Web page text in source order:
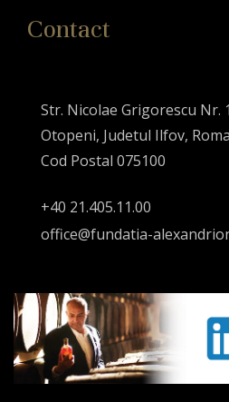
Contact
Str. Nicolae Grigorescu Nr.
Otopeni, Judetul Ilfov,
Cod Postal 075100
+40 21.405.11.00
office@fundatia-